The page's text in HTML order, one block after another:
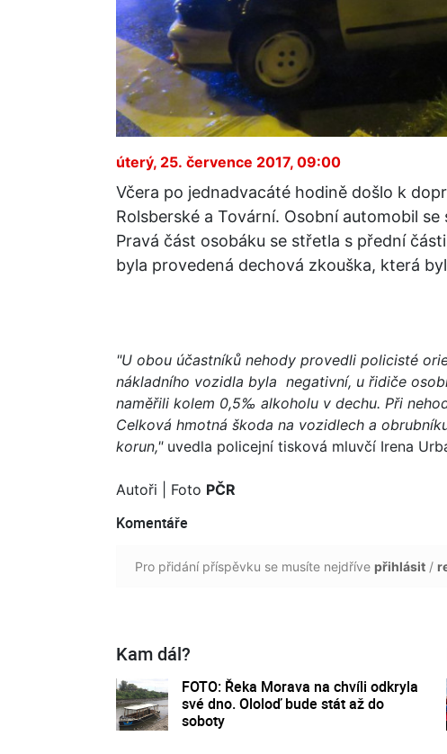
úterý, 25. července 2017, 09:00
Včera po jednadvacáté hodině došlo k
Rolsberské a Tovární. Osobní automobil
Pravá část osobáku se střetla s přední
byla provedená dechová zkouška, která
"U obou účastníků nehody provedli policisté
nákladního vozidla byla negativní, u řidiče
naměřili kolem 0,5‰ alkoholu v dechu. Při
Celková hmotná škoda na vozidlech a
korun," uvedla policejní tisková mluvčí Irena
Autoři | Foto PČR
Komentáře
Pro přidání příspěvku se musíte nejdříve přihlásit /
Kam dál?
FOTO: Řeka Morava na chvíli odkryla
své dno. Ololoď bude stát až do
soboty